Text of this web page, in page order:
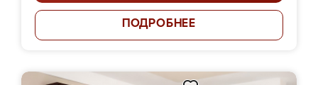
ПОДРОБНЕЕ